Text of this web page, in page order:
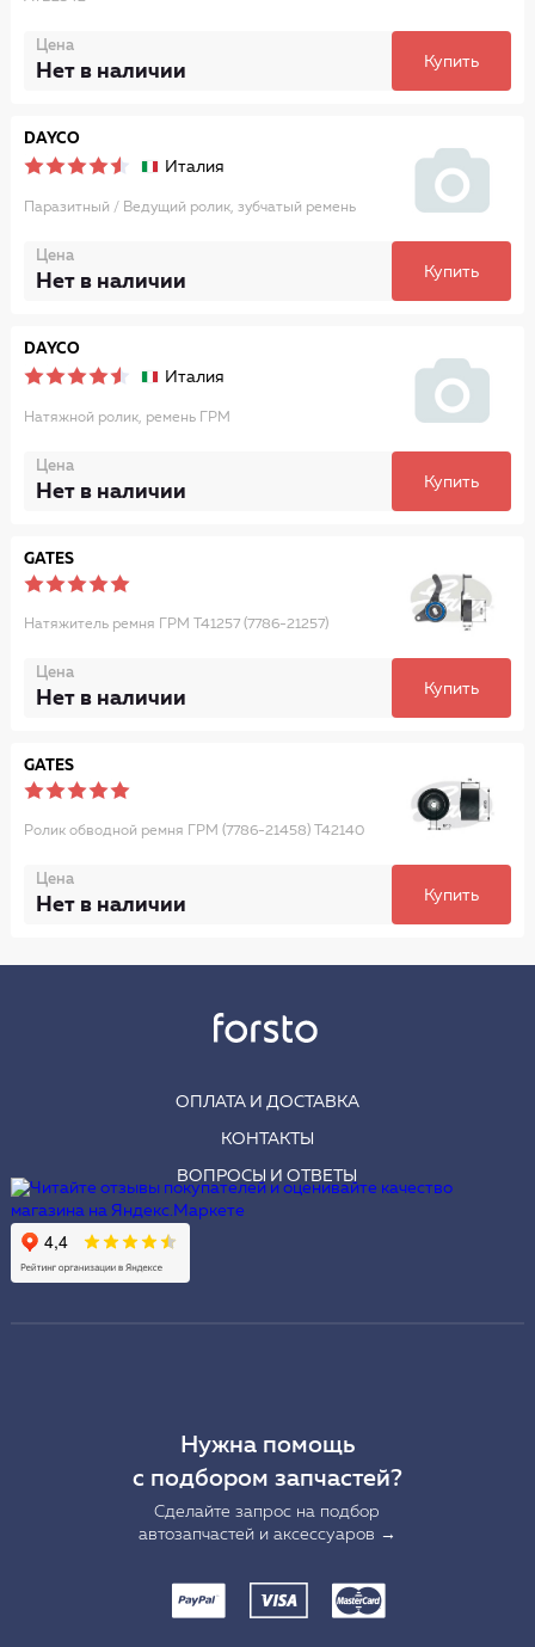
Цена
Нет в наличии Купить
DAYCO
Италия
Паразитный / Ведущий ролик, зубчатый ремень
Цена
Нет в наличии Купить
DAYCO
Италия
Натяжной ролик, ремень ГРМ
Цена
Нет в наличии Купить
GATES
Натяжитель ремня ГРМ T41257 (7786-21257)
Цена
Нет в наличии Купить
GATES
Ролик обводной ремня ГРМ (7786-21458) T42140
Цена
Нет в наличии Купить
ОПЛАТА И ДОСТАВКА
КОНТАКТЫ
ВОПРОСЫ И ОТВЕТЫ
Нужна помощь
с подбором запчастей?
Сделайте запрос на подбор
автозапчастей и аксессуаров →